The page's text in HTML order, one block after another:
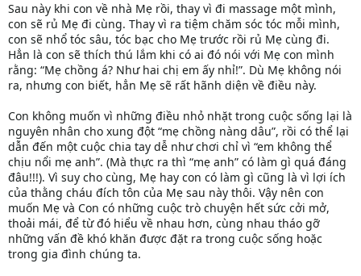
Sau này khi con về nhà Mẹ rồi, thay vì đi massage một mình,
con sẽ rủ Mẹ đi cùng. Thay vì ra tiệm chăm sóc tóc mỗi mình,
con sẽ nhổ tóc sâu, tóc bạc cho Mẹ trước rồi rủ Mẹ cùng đi.
Hẳn là con sẽ thích thú lắm khi có ai đó nói với Mẹ con mình
rằng: “Mẹ chồng á? Như hai chị em ấy nhỉ!”. Dù Mẹ không nói
ra, nhưng con biết, hẳn Mẹ sẽ rất hãnh diện về điều này.
Con không muốn vì những điều nhỏ nhặt trong cuộc sống lại là
nguyên nhân cho xung đột “mẹ chồng nàng dâu”, rồi có thể lại
dẫn đến một cuộc chia tay dễ như chơi chỉ vì “em không thể
chịu nổi mẹ anh”. (Mà thực ra thì “mẹ anh” có làm gì quá đáng
đâu!!!). Vì suy cho cùng, Mẹ hay con có làm gì cũng là vì lợi ích
của thằng cháu đích tôn của Mẹ sau này thôi. Vậy nên con
muốn Mẹ và Con có những cuộc trò chuyện hết sức cởi mở,
thoải mái, để từ đó hiểu về nhau hơn, cùng nhau tháo gỡ
những vấn đề khó khăn được đặt ra trong cuộc sống hoặc
trong gia đình chúng ta.